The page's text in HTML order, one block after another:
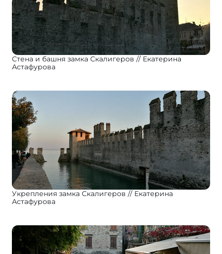
Стена и башня замка Скалигеров
Екатерина
Астафурова
Укрепления замка Скалигеров
Екатерина
Астафурова